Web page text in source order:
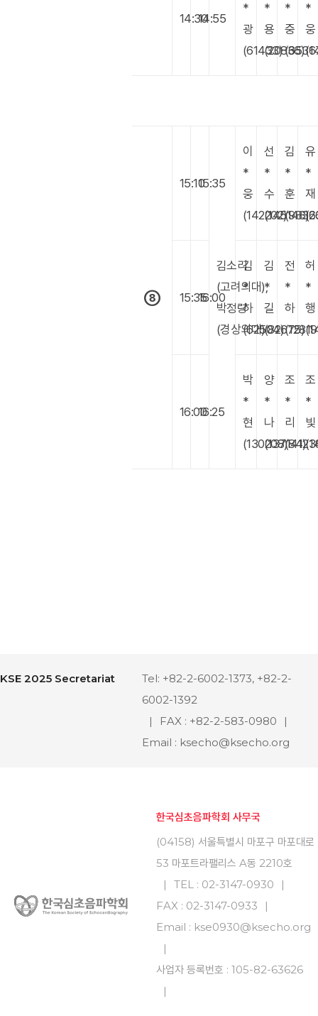
14:3014:55
*
광
(61433)
*
용
(20836)
*
중
*
웅
⑧
15:1015:35
김소리
(고려의대),
박정랑
(경상의대)
이
*
웅
(142202)
선
*
수
(145148)
김
*
훈
유
*
재
15:3516:00
김
*
하
(62504)
김
*
길
(82675)
전
*
하
허
*
행
16:0016:25
박
*
현
(130208)
양
*
나
(137141)
조
*
리
조
*
빛
KSE 2025 Secretariat
Tel: +82-2-6002-1373, +82-2-
6002-1392
|
FAX : +82-2-583-0980
|
Email : ksecho@ksecho.org
한국심초음파학회 사무국
(04158) 서울특별시 마포구 마포대로
53 마포트라팰리스 A동 2210호
|
TEL : 02-3147-0930
|
FAX : 02-3147-0933
|
Email : kse0930@ksecho.org
|
사업자 등록번호 : 105-82-63626
|